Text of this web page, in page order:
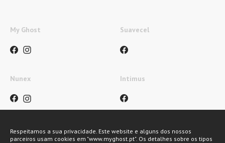
My Ghost Suavecel
Nunex Intimus
Respeitamos a sua privacidade. Este website e alguns dos nossos
parceiros usam cookies em "www.myghost.pt". Os detalhes sobre os tipos